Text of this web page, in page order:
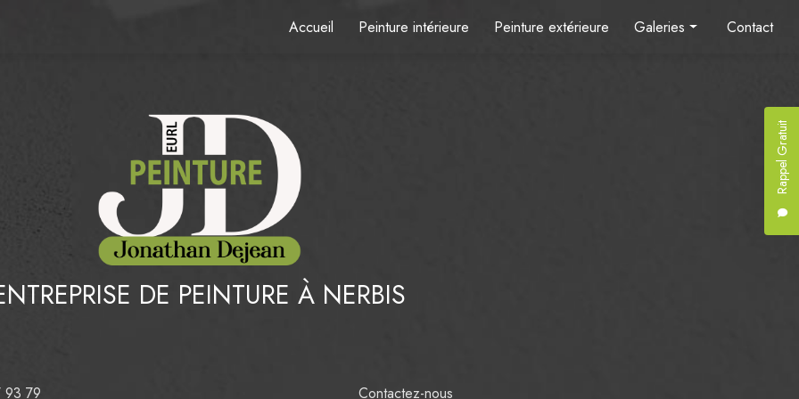
Rappel Gratuit
Accueil
Peinture intérieure Peinture extérieure Galeries Contact
DE PEINTURE À NERBIS
93 79 Contactez-nous